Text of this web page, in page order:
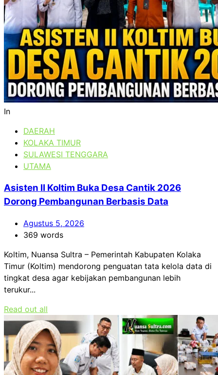
In
DAERAH
KOLAKA TIMUR
SULAWESI TENGGARA
UTAMA
Asisten II Koltim Buka Desa Cantik 2026
Dorong Pembangunan Berbasis Data
Agustus 5, 2026
369 words
Koltim, Nuansa Sultra – Pemerintah Kabupaten Kolaka
Timur (Koltim) mendorong penguatan tata kelola data di
tingkat desa agar kebijakan pembangunan lebih
terukur...
Read out all